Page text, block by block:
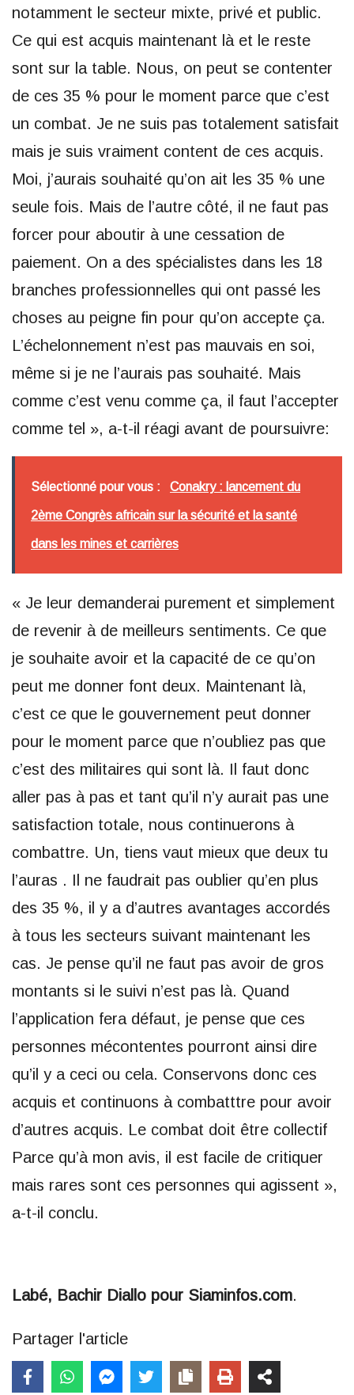
notamment le secteur mixte, privé et public.
Ce qui est acquis maintenant là et le reste
sont sur la table. Nous, on peut se contenter
de ces 35 % pour le moment parce que c’est
un combat. Je ne suis pas totalement satisfait
mais je suis vraiment content de ces acquis.
Moi, j’aurais souhaité qu’on ait les 35 % une
seule fois. Mais de l’autre côté, il ne faut pas
forcer pour aboutir à une cessation de
paiement. On a des spécialistes dans les 18
branches professionnelles qui ont passé les
choses au peigne fin pour qu’on accepte ça.
L’échelonnement n’est pas mauvais en soi,
même si je ne l’aurais pas souhaité. Mais
comme c’est venu comme ça, il faut l’accepter
comme tel », a-t-il réagi avant de poursuivre:
Sélectionné pour vous : Conakry : lancement du
2ème Congrès africain sur la sécurité et la santé
dans les mines et carrières
« Je leur demanderai purement et simplement
de revenir à de meilleurs sentiments. Ce que
je souhaite avoir et la capacité de ce qu’on
peut me donner font deux. Maintenant là,
c’est ce que le gouvernement peut donner
pour le moment parce que n’oubliez pas que
c’est des militaires qui sont là. Il faut donc
aller pas à pas et tant qu’il n’y aurait pas une
satisfaction totale, nous continuerons à
combattre. Un, tiens vaut mieux que deux tu
l’auras . Il ne faudrait pas oublier qu’en plus
des 35 %, il y a d’autres avantages accordés
à tous les secteurs suivant maintenant les
cas. Je pense qu’il ne faut pas avoir de gros
montants si le suivi n’est pas là. Quand
l’application fera défaut, je pense que ces
personnes mécontentes pourront ainsi dire
qu’il y a ceci ou cela. Conservons donc ces
acquis et continuons à combatttre pour avoir
d’autres acquis. Le combat doit être collectif
Parce qu’à mon avis, il est facile de critiquer
mais rares sont ces personnes qui agissent »,
a-t-il conclu.
Labé, Bachir Diallo pour Siaminfos.com.
Partager l'article